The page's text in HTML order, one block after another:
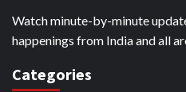
Watch minute-by-minute
happenings from India and all
Categories